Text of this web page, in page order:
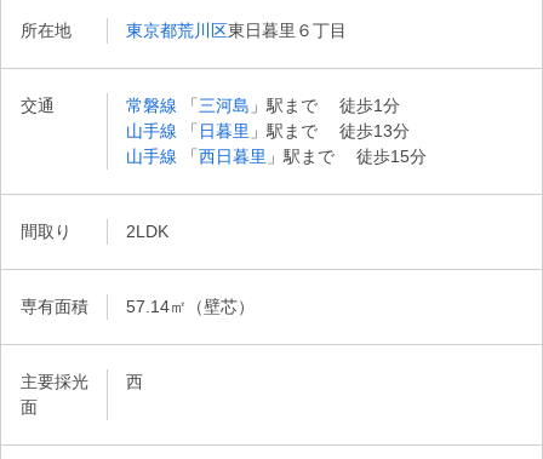
所在地 東京都荒川区東日暮里６丁目
交通 常磐線 「三河島 」駅まで 徒歩1分
山手線 「 日暮里 」駅まで 徒歩13分
山手線 「西日暮里 」駅まで 徒歩15分
間取り 2LDK
専有面積 57.14㎡（壁芯）
主要採光
面
西